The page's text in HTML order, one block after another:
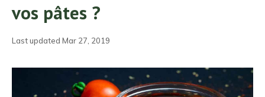
vos pâtes ?
Last updated Mar 27, 2019